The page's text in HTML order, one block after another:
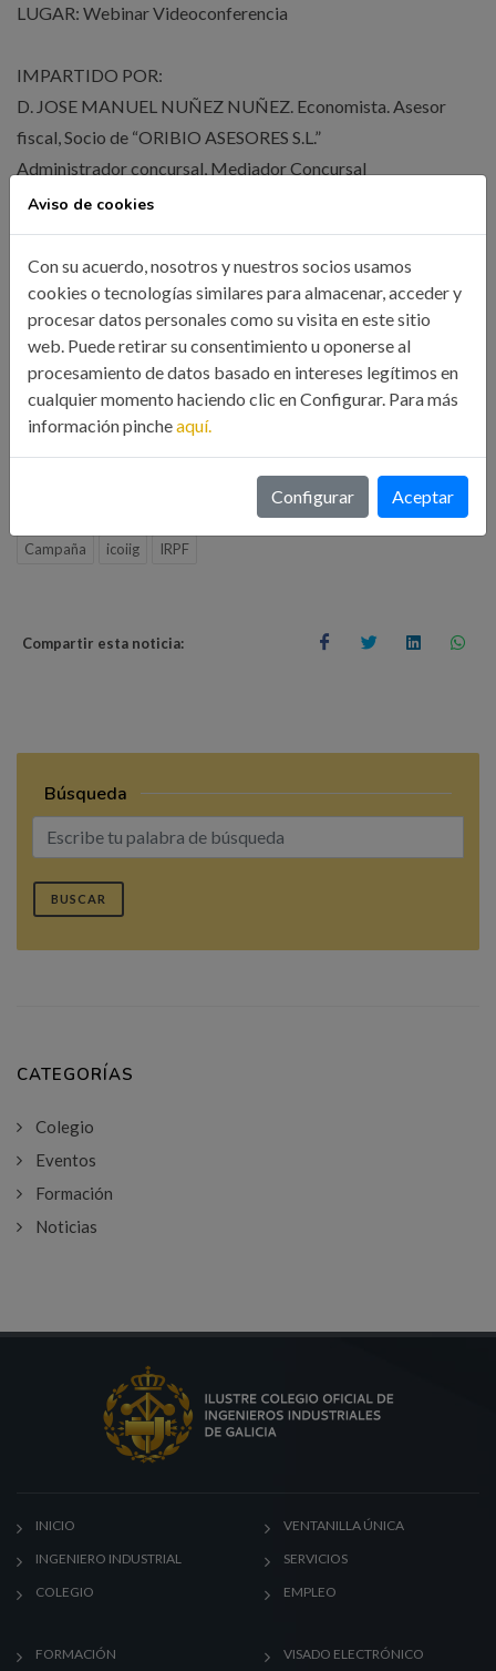
LUGAR: Webinar Videoconferencia
IMPARTIDO POR:
D. JOSE MANUEL NUÑEZ NUÑEZ. Economista. Asesor
fiscal, Socio de “ORIBIO ASESORES S.L.”
Administrador concursal, Mediador Concursal
La inscripción es libre y gratuita. Las personas interesadas en
asistir deberán comunicarlo a través de este
FORMULARIO DE INSCRIPCIÓN
Organizada por el Ilustre Colegio Oficial de Ingenieros
Industriales
Campaña icoiig IRPF
Compartir esta noticia:
Búsqueda
BUSCAR
CATEGORÍAS
Colegio
Eventos
Formación
Noticias
INICIO
INGENIERO INDUSTRIAL
COLEGIO
VENTANILLA ÚNICA
SERVICIOS
EMPLEO
FORMACIÓN VISADO ELECTRÓNICO
Aviso de cookies
Con su acuerdo, nosotros y nuestros socios usamos
cookies o tecnologías similares para almacenar, acceder y
procesar datos personales como su visita en este sitio
web. Puede retirar su consentimiento u oponerse al
procesamiento de datos basado en intereses legítimos en
cualquier momento haciendo clic en Configurar. Para más
información pincheaquí.
Configurar Aceptar